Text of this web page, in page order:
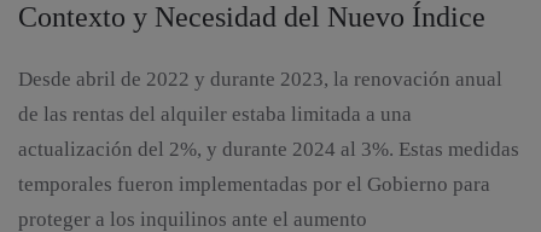
Contexto y Necesidad del Nuevo Índice
Desde abril de 2022 y durante 2023, la renovación anual
de las rentas del alquiler estaba limitada a una
actualización del 2%, y durante 2024 al 3%. Estas medidas
temporales fueron implementadas por el Gobierno para
proteger a los inquilinos ante el aumento